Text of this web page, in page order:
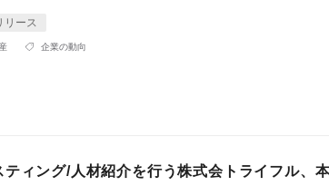
リース
企業の動向
ィング/人材紹介を行う株式会トライフル、